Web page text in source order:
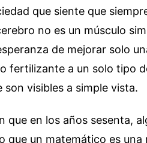
que siente que
no es un músculo
de mejorar solo
fertilizante a un solo tipo
son visibles a simple vista.
que en los años sesenta,
que un matemático es